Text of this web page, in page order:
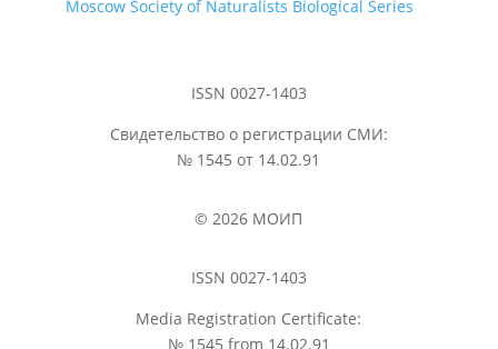
Moscow Society of Naturalists Biological Series
ISSN 0027-1403
Свидетельство о регистрации СМИ:
№ 1545 от 14.02.91
© 2026 МОИП
ISSN 0027-1403
Media Registration Certificate:
№ 1545 from 14.02.91